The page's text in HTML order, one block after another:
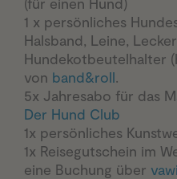
1 x persönliches
Halsband, Leine,
Hundekotbeutelhalter
von band&roll.
5x Jahresabo für das
Der Hund Club
1x persönliches
1x Reisegutschein im
eine Buchung über